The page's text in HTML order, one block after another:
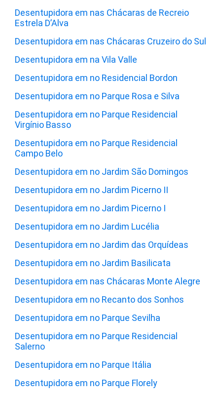
Desentupidora em nas Chácaras de Recreio
Estrela D’Alva
Desentupidora em nas Chácaras Cruzeiro do Sul
Desentupidora em na Vila Valle
Desentupidora em no Residencial Bordon
Desentupidora em no Parque Rosa e Silva
Desentupidora em no Parque Residencial
Virgínio Basso
Desentupidora em no Parque Residencial
Campo Belo
Desentupidora em no Jardim São Domingos
Desentupidora em no Jardim Picerno II
Desentupidora em no Jardim Picerno I
Desentupidora em no Jardim Lucélia
Desentupidora em no Jardim das Orquídeas
Desentupidora em no Jardim Basilicata
Desentupidora em nas Chácaras Monte Alegre
Desentupidora em no Recanto dos Sonhos
Desentupidora em no Parque Sevilha
Desentupidora em no Parque Residencial
Salerno
Desentupidora em no Parque Itália
Desentupidora em no Parque Florely